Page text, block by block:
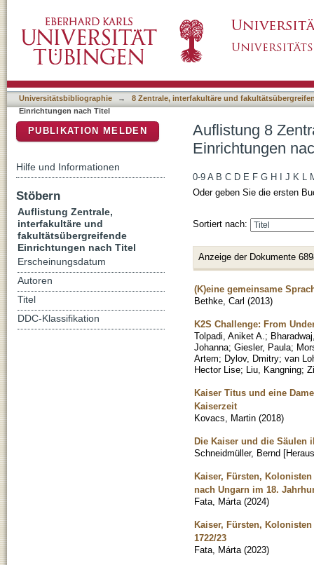
Universitätsbibliographie →
8 Zentrale, interfakultäre und
Einrichtungen nach Titel
Auflistung 8
Einrichtungen
0-9 A B C D E F G H J K L
Oder geben Sie die ersten
Sortiert nach:
Anzeige der Dokumente
(K)eine gemeinsame
Bethke, Carl (2013)
K2S Challenge: From
Tolpadi, Aniket A. ;
Johanna; Giesler, Paula;
Artem; Dylov, Dmitry; van
Hector Lise; Liu, Kangning;
Kaiser Titus und eine
Kaiserzeit
Kovacs, Martin (2018)
Die Kaiser und die Säulen
Schneidmüller, Bernd
Kaiser, Fürsten,
nach Ungarn im 18.
Fata, Márta (2024)
Kaiser, Fürsten,
1722/23
Fata, Márta (2023)
PUBLIKATION MELDEN
Hilfe und Informationen
Stöbern
Auflistung Zentrale,
interfakultäre und
fakultätsübergreifende
Einrichtungen nach Titel
Erscheinungsdatum
Autoren
Titel
DDC-Klassifikation